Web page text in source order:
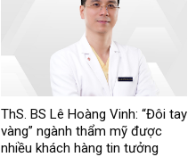
ThS. BS Lê Hoàng Vinh: “Đôi tay
vàng” ngành thẩm mỹ được
nhiều khách hàng tin tưởng